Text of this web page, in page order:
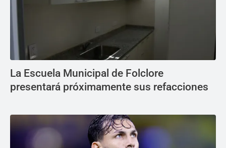
La Escuela Municipal de Folclore
presentará próximamente sus refacciones